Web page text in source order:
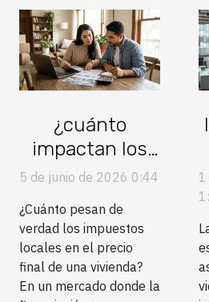
¿cuánto
impactan los
impuestos
precio final de
una vivienda?
5 de junio de 2026 0:44
¿Cuánto pesan de
verdad los impuestos
locales en el precio
final de una vivienda?
En un mercado donde la